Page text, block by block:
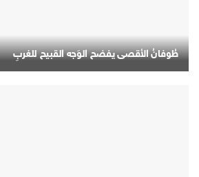
طُوفانُ الأقصى يفضح الوَجه القبيح للغربِ